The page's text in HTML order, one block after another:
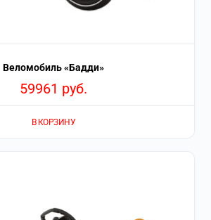
Веломобиль «Бадди»
59961 руб.
В КОРЗИНУ